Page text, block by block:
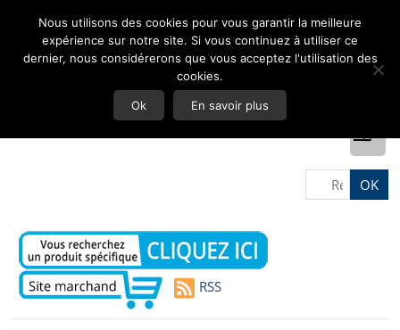
RSS
Nous utilisons des cookies pour vous garantir la meilleure
expérience sur notre site. Si vous continuez à utiliser ce
dernier, nous considérerons que vous acceptez l'utilisation des
cookies.
Ok En savoir plus